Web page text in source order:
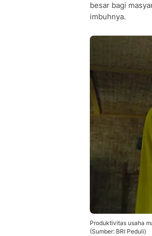
besar bagi
imbuhnya.
Produktivitas usaha
(Sumber: BRI Peduli)